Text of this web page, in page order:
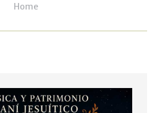
Home